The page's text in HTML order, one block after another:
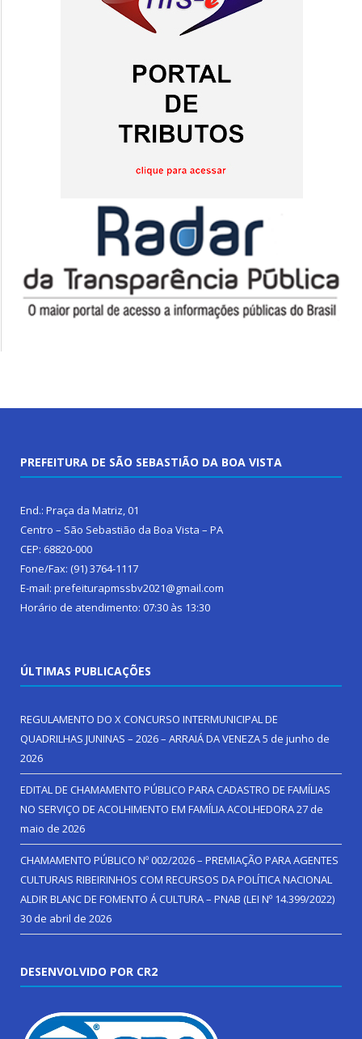
PREFEITURA DE SÃO SEBASTIÃO DA BOA VISTA
End.: Praça da Matriz, 01
Centro – São Sebastião da Boa Vista – PA
CEP: 68820-000
Fone/Fax: (91) 3764-1117
E-mail: prefeiturapmssbv2021@gmail.com
Horário de atendimento: 07:30 às 13:30
ÚLTIMAS PUBLICAÇÕES
REGULAMENTO DO X CONCURSO INTERMUNICIPAL DE
QUADRILHAS JUNINAS – 2026 – ARRAIÁ DA VENEZA5 de junho de
2026
EDITAL DE CHAMAMENTO PÚBLICO PARA CADASTRO DE FAMÍLIAS
NO SERVIÇO DE ACOLHIMENTO EM FAMÍLIA ACOLHEDORA27 de
maio de 2026
CHAMAMENTO PÚBLICO Nº 002/2026 – PREMIAÇÃO PARA AGENTES
CULTURAIS RIBEIRINHOS COM RECURSOS DA POLÍTICA NACIONAL
ALDIR BLANC DE FOMENTO Á CULTURA – PNAB (LEI Nº 14.399/2022)
30 de abril de 2026
DESENVOLVIDO POR CR2